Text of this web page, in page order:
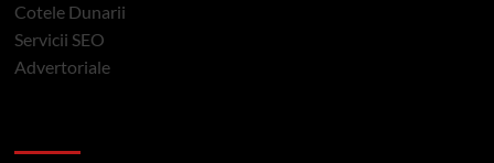
Cotele Dunarii
Servicii SEO
Advertoriale